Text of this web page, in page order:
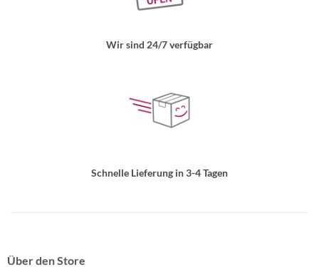
Wir sind 24/7 verfügbar
Schnelle Lieferung in 3-4 Tagen
Über den Store